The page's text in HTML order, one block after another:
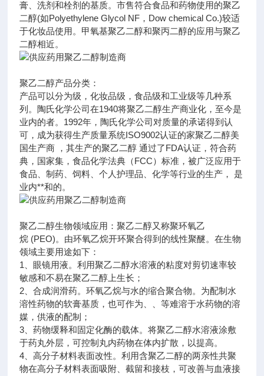
膏、洗剂和栓剂的基质。市售符合食品和药物使用的聚乙
二醇(如Polyethylene Glycol NF，Dow chemical Co.)较适
于化妆品使用。甲氧基聚乙二醇和聚丙二醇的应用与聚乙
二醇相近。
聚乙二醇产品分类：
产品可以分为级，化妆品级，食品级和工业级等几种系
列。陶氏化学公司在1940将聚乙二醇生产商业化，至今是
业内的者。1992年，陶氏化学公司对质量的承诺得到认
可，成为获得生产质量系统ISO9002认证的家聚乙二醇美
国生产商 ，其生产的聚乙二醇 通过了FDA认证，符合药
典，国家集，食品化学法典（FCC）标准，被广泛应用于
食品、制药、饲料、个人护理品、化学等行业的生产， 是
业内**和的。
聚乙二醇生物领域应用：聚乙二醇又称聚环氧乙
烷 (PEO)。由环氧乙烷开环聚合得到的线性聚醚。在生物
领域主要用途如下：
1、眼镜用液。利用聚乙二醇水溶液的粘度对剪切速率较
敏感和不易在聚乙二醇上生长；
2、合成润滑药。环氧乙烷与水的缩合聚合物。为配制水
溶性药物的软膏基质，也可作为、、等难溶于水药物的溶
媒，供液的配制；
3、药物缓释和固定化酶的载体。将聚乙二醇水溶液涂敷
于药丸外层，可控制丸内药物在体内扩散，以提高。
4、高分子材料表面改性。利用含聚乙二醇的两亲性共聚
物在高分子材料表面吸附、截留和接枝，可改善与血液接